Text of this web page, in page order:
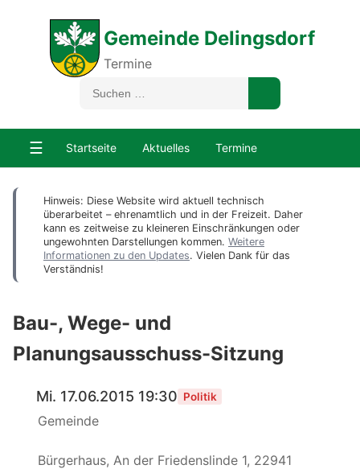
Gemeinde Delingsdorf
Termine
☰ Startseite Aktuelles Termine
Hinweis: Diese Website wird aktuell technisch
überarbeitet – ehrenamtlich und in der Freizeit. Daher
kann es zeitweise zu kleineren Einschränkungen oder
ungewohnten Darstellungen kommen. Weitere
Informationen zu den Updates. Vielen Dank für das
Verständnis!
Bau-, Wege- und
Planungsausschuss-Sitzung
Mi. 17.06.2015 19:30 Politik
Gemeinde
Bürgerhaus, An der Friedenslinde 1, 22941